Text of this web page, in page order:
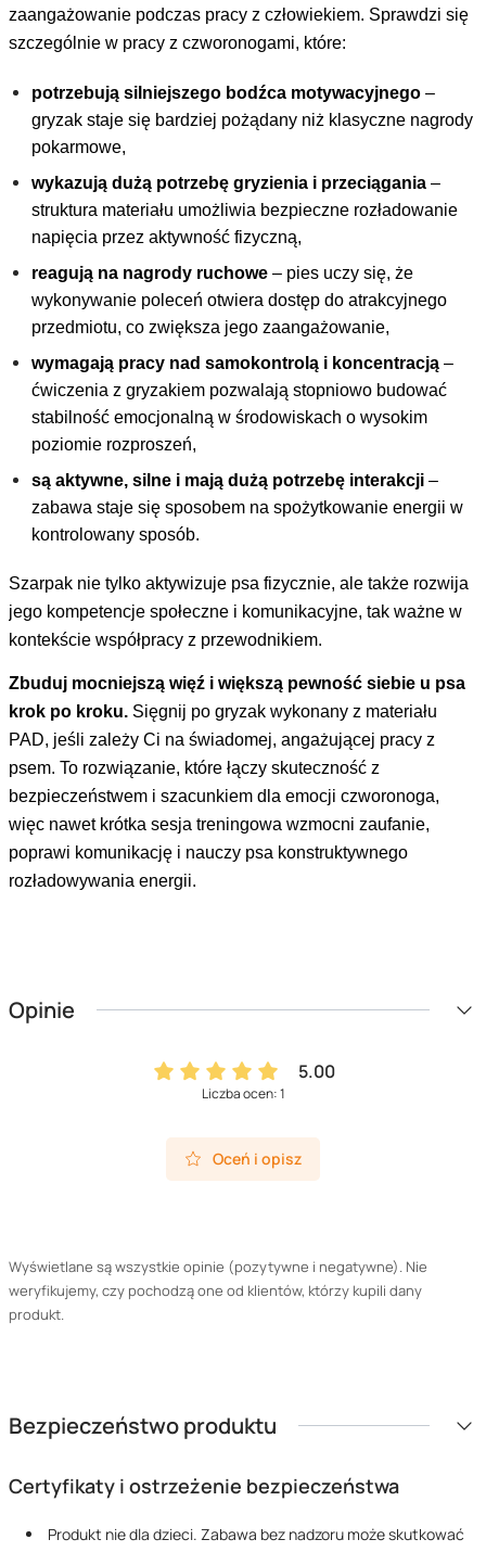
zaangażowanie podczas pracy z człowiekiem. Sprawdzi się
szczególnie w pracy z czworonogami, które:
potrzebują silniejszego bodźca motywacyjnego–
gryzak staje się bardziej pożądany niż klasyczne nagrody
pokarmowe,
wykazują dużą potrzebę gryzienia i przeciągania–
struktura materiału umożliwia bezpieczne rozładowanie
napięcia przez aktywność fizyczną,
reagują na nagrody ruchowe– pies uczy się, że
wykonywanie poleceń otwiera dostęp do atrakcyjnego
przedmiotu, co zwiększa jego zaangażowanie,
wymagają pracy nad samokontrolą i koncentracją–
ćwiczenia z gryzakiem pozwalają stopniowo budować
stabilność emocjonalną w środowiskach o wysokim
poziomie rozproszeń,
są aktywne, silne i mają dużą potrzebę interakcji–
zabawa staje się sposobem na spożytkowanie energii w
kontrolowany sposób.
Szarpak nie tylko aktywizuje psa fizycznie, ale także rozwija
jego kompetencje społeczne i komunikacyjne, tak ważne w
kontekście współpracy z przewodnikiem.
Zbuduj mocniejszą więź i większą pewność siebie u psa
krok po kroku. Sięgnij po gryzak wykonany z materiału
PAD, jeśli zależy Ci na świadomej, angażującej pracy z
psem. To rozwiązanie, które łączy skuteczność z
bezpieczeństwem i szacunkiem dla emocji czworonoga,
więc nawet krótka sesja treningowa wzmocni zaufanie,
poprawi komunikację i nauczy psa konstruktywnego
rozładowywania energii.
Opinie
5.00
Liczba ocen: 1
Oceń i opisz
Wyświetlane są wszystkie opinie (pozytywne i negatywne). Nie
weryfikujemy, czy pochodzą one od klientów, którzy kupili dany
produkt.
Bezpieczeństwo produktu
Certyfikaty i ostrzeżenie bezpieczeństwa
Produkt nie dla dzieci. Zabawa bez nadzoru może skutkować